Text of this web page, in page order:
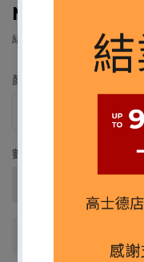
MOP
結帳時已含
顏色
數量